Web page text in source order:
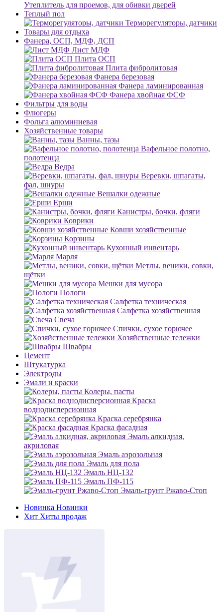
Утеплитель для проемов, для обивки дверей
Теплый пол
Терморегуляторы, датчики
Товары для отдыха
Фанера, ОСП, МДФ, ДСП
Лист МДФ
Плита ОСП
Плита фибролитовая
Фанера березовая
Фанера ламинированная
Фанера хвойная ФСФ
Фильтры для воды
Флюгеры
Фольга алюминиевая
Хозяйственные товары
Ванны, тазы
Вафельное полотно,
полотенца
Ведра
Веревки, шпагаты,
фал, шнуры
Вешалки одежные
Ерши
Канистры, бочки, фляги
Коврики
Ковши хозяйственные
Корзины
Кухонный инвентарь
Марля
Метлы, веники, совки,
щётки
Мешки для мусора
Пологи
Салфетка техническая
Салфетка хозяйственная
Свеча
Спички, сухое горючее
Хозяйственные тележки
Швабры
Цемент
Штукатурка
Электроды
Эмали и краски
Колеры, пасты
Краска
воднодисперсионная
Краска серебрянка
Краска фасадная
Эмаль алкидная,
акриловая
Эмаль аэрозольная
Эмаль для пола
Эмаль НЦ-132
Эмаль ПФ-115
Эмаль-грунт Ржаво-Стоп
Новинка Новинки
Хит Хиты продаж